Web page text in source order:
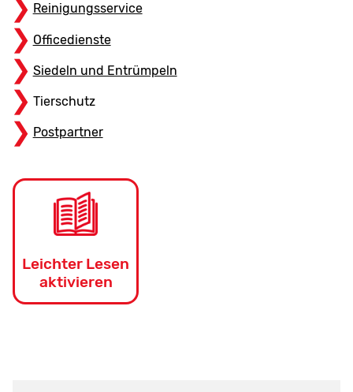
Reinigungsservice
Officedienste
Siedeln und Entrümpeln
Tierschutz
Postpartner
Leichter Lesen
aktivieren